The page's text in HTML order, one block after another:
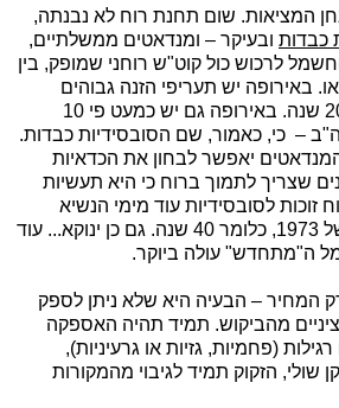
המציאות. שום תחנת רוח לא נבנתה,
כבדות ובעיקר – ומנדאטים ממשלתיים,
לרכוש כול קוט"ש רוחני שמופק, בין
באירופה יש תעריפי הזנה גבוהים
מובטחים מראש ל 20-30 שנה. באירופה גם יש כמעט פי 10
– כי, כאמור, שם הסובסידיות כבדות.
יאפשר לבחון את הכדאיות
שצריך לתמוך ברוח כי היא תעשיות
זוכות לסובסידיות עוד מימי הנשיא
קארטר, ומשבר הדלק של 1973, כלומר 40 שנה. גם כן ינוקא... עוד
ה"מתחדש" עולה ביוקר.
המחיר – הבעיה היא שלא ניתן לספק
מהביקוש. תמיד תהיה האספקה
(פחמיות, גזיות או גרעיניות),
הזקוק תמיד לגיבוי מהמקורות